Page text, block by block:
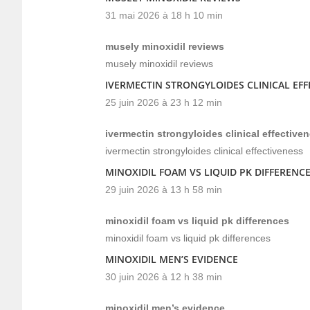
31 mai 2026 à 18 h 10 min
musely minoxidil reviews
musely minoxidil reviews
IVERMECTIN STRONGYLOIDES CLINICAL
25 juin 2026 à 23 h 12 min
ivermectin strongyloides clinical
ivermectin strongyloides clinical effectiveness
MINOXIDIL FOAM VS LIQUID PK
29 juin 2026 à 13 h 58 min
minoxidil foam vs liquid pk differences
minoxidil foam vs liquid pk differences
MINOXIDIL MEN’S EVIDENCE
30 juin 2026 à 12 h 38 min